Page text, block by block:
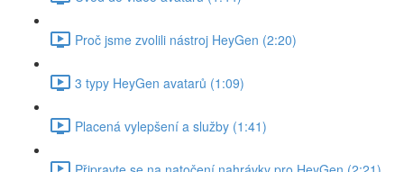
Proč jsme zvolili nástroj HeyGen (2:20)
3 typy HeyGen avatarů (1:09)
Placená vylepšení a služby (1:41)